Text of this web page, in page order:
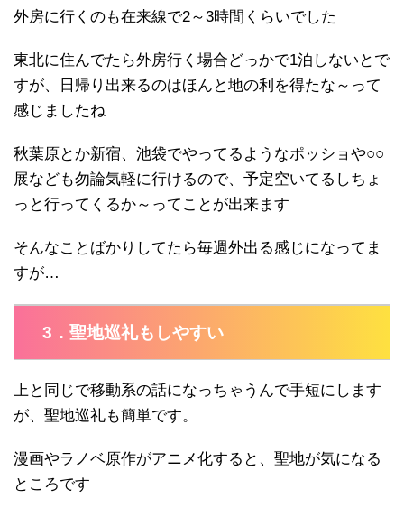
外房に行くのも在来線で2～3時間くらいでした
東北に住んでたら外房行く場合どっかで1泊しないとで
すが、日帰り出来るのはほんと地の利を得たな～って
感じましたね
秋葉原とか新宿、池袋でやってるようなポッショや○○
展なども勿論気軽に行けるので、予定空いてるしちょ
っと行ってくるか～ってことが出来ます
そんなことばかりしてたら毎週外出る感じになってま
すが…
3．聖地巡礼もしやすい
上と同じで移動系の話になっちゃうんで手短にします
が、聖地巡礼も簡単です。
漫画やラノベ原作がアニメ化すると、聖地が気になる
ところです